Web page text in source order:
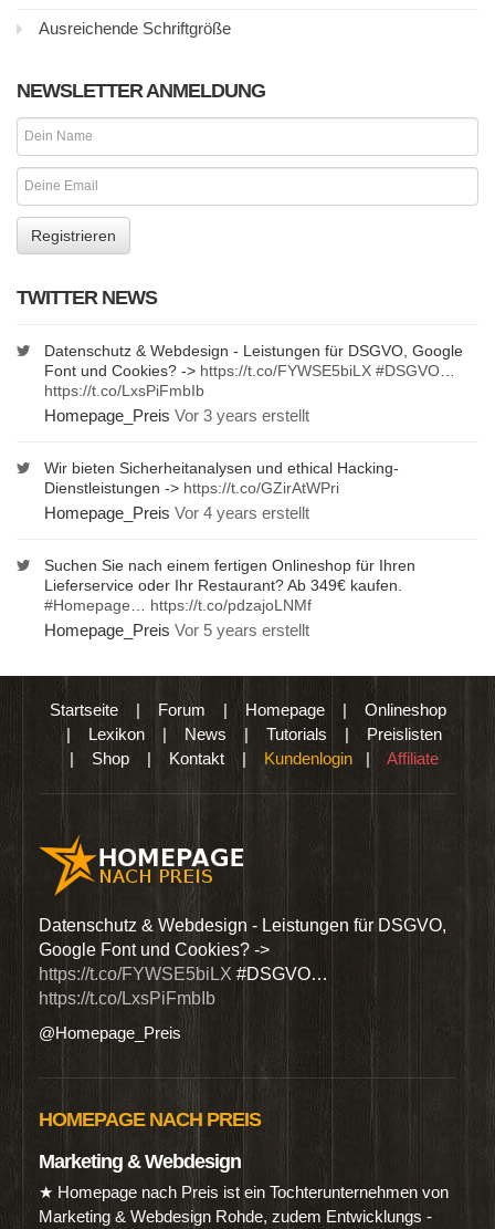
Ausreichende Schriftgröße
NEWSLETTER ANMELDUNG
TWITTER NEWS
Datenschutz & Webdesign - Leistungen für DSGVO, Google
Font und Cookies? -> https://t.co/FYWSE5biLX #DSGVO
https://t.co/LxsPiFmbIb
Homepage_Preis Vor 3 years erstellt
Wir bieten Sicherheitanalysen und ethical Hacking-
Dienstleistungen -> https://t.co/GZirAtWPri
Homepage_Preis Vor 4 years erstellt
Suchen Sie nach einem fertigen Onlineshop für Ihren
Lieferservice oder Ihr Restaurant? Ab 349€ kaufen.
#Homepage
https://t.co/pdzajoLNMf
Homepage_Preis Vor 5 years erstellt
Startseite| Forum | Homepage| Onlineshop
| Lexikon | News | Tutorials | Preislisten
| Shop | Kontakt | Kundenlogin | Affiliate
Datenschutz & Webdesign - Leistungen für DSGVO,
Google Font und Cookies? ->
https://t.co/FYWSE5biLX #DSGVO…
https://t.co/LxsPiFmbIb
@Homepage_Preis
HOMEPAGE NACH PREIS
Marketing & Webdesign
★ Homepage nach Preis ist ein Tochterunternehmen von
Marketing & Webdesign Rohde, zudem Entwicklungs -